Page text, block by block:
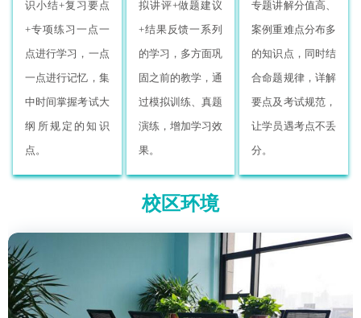
识小结+复习要点
+专项练习一点一
点进行学习，一点
一点进行记忆，集
中时间掌握考试大
纲所规定的知识
点。
拟讲评+做题建议
+结果反馈一系列
的学习，多方面巩
固之前的教学，通
过模拟训练、真题
演练，增加学习效
果。
专题讲解分值高、
案例重难点分布多
的知识点，同时结
合命题规律，详解
要点及考试规范，
让学员遇考点不丢
分。
校区环境